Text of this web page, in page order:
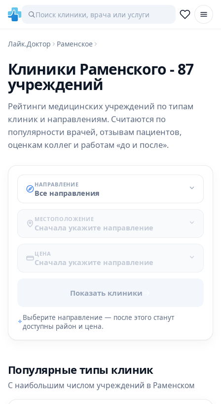
Лайк.Доктор Раменское
Клиники Раменского - 87
учреждений
Рейтинги медицинских учреждений по типам
клиник и направлениям. Считаются по
популярности врачей, отзывам пациентов,
оценкам коллег и работам «до и после».
НАПРАВЛЕНИЕ
Все направления
МЕСТОПОЛОЖЕНИЕ
Сначала укажите направление
ЦЕНА
Сначала укажите направление
Показать клиники
Выберите направление — после этого станут
доступны район и цена.
Популярные типы клиник
С наибольшим числом учреждений в Раменском